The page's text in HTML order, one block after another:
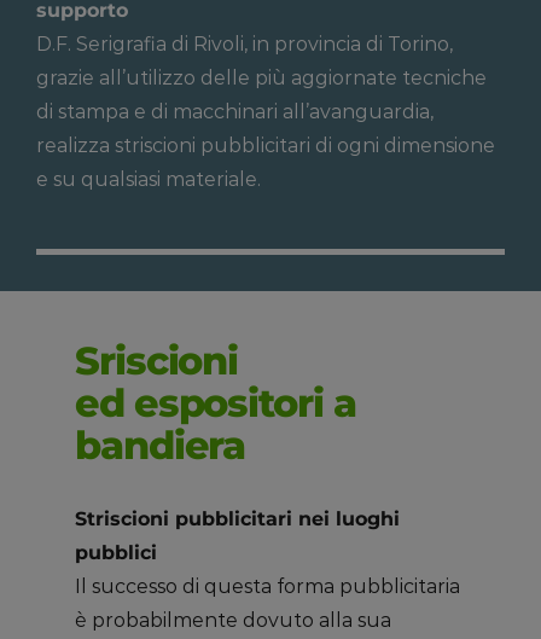
supporto
D.F. Serigrafia di Rivoli, in provincia di Torino,
grazie all’utilizzo delle più aggiornate tecniche
di stampa e di macchinari all’avanguardia,
realizza striscioni pubblicitari di ogni dimensione
e su qualsiasi materiale.
Sriscioni
ed espositori a
bandiera
Striscioni pubblicitari nei luoghi
pubblici
Il successo di questa forma pubblicitaria
è probabilmente dovuto alla sua